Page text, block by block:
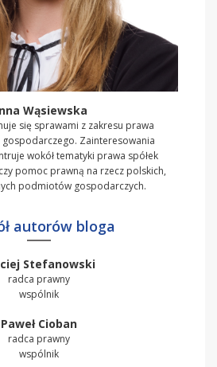
Wąsiewska
się sprawami z zakresu prawa
Zainteresowania
wokół tematyki prawa spółek
pomoc prawną na rzecz polskich,
podmiotów gospodarczych.
autorów bloga
Stefanowski
radca prawny
wspólnik
Paweł Cioban
radca prawny
wspólnik